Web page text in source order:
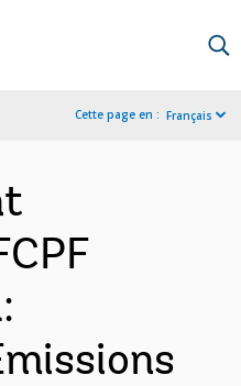
Cette page en : Français